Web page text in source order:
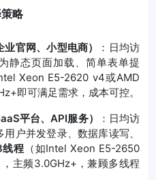
略
官网、小型电商）
：日均访
静态页面加载、简单表单提
Xeon E5-2620 v4或AMD
即可满足需求，成本可控。
平台、API服务）
：日均访
户并发登录、数据库读写、
程 （如Intel Xeon E5-2650
主频3.0GHz+，兼顾多线程